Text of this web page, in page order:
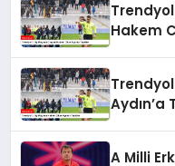
Trendyol
Hakem
Aydın’a
A Milli